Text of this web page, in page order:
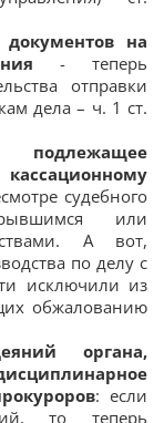
на
- теперь
отправки
дела – ч. 1 ст.
судебного
или
А вот,
по делу с
исключили из
обжалованию
органа,
: если
то теперь